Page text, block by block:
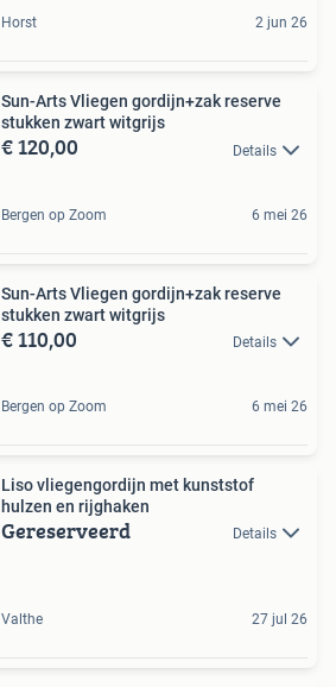
Horst 2 jun 26
Sun-Arts Vliegen gordijn+zak reserve
stukken zwart witgrijs
€ 120,00 Details
Bergen op Zoom 6 mei 26
Sun-Arts Vliegen gordijn+zak reserve
stukken zwart witgrijs
€ 110,00 Details
Bergen op Zoom 6 mei 26
Liso vliegengordijn met kunststof
hulzen en rijghaken
Gereserveerd Details
Valthe 27 jul 26